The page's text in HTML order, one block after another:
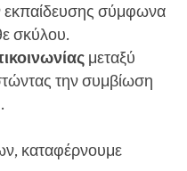
σύμφωνα
σκύλου.
μεταξύ
την συμβίωση
καταφέρνουμε